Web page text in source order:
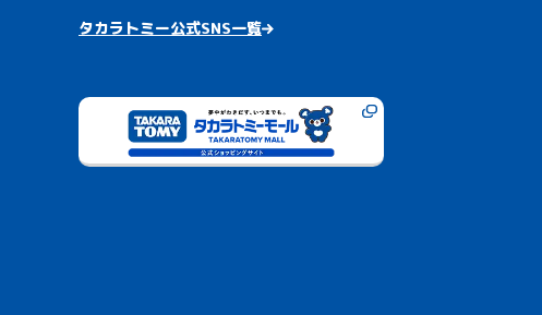
タカラトミー公式SNS一覧